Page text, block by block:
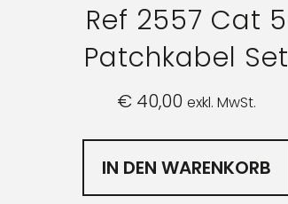
Ref 2557 Cat 5
Patchkabel Set
€ 40,00 exkl. MwSt.
IN DEN WARENKORB